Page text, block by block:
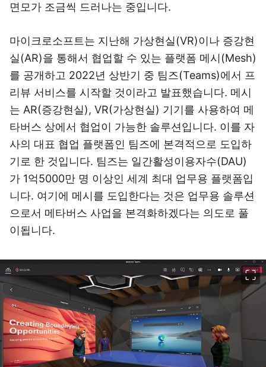
면모가 조금씩 드러나는 중입니다.
마이크로소프트는 지난해 가상현실(VR)이나 증강현
실(AR)을 통해서 협업할 수 있는 플랫폼 메시(Mesh)
를 공개하고 2022년 상반기 중 팀즈(Teams)에서 프
리뷰 서비스를 시작할 것이라고 발표했습니다. 메시
는 AR(증강현실), VR(가상현실) 기기를 사용하여 메
타버스 상에서 협업이 가능한 솔루션입니다. 이를 자
사의 대표 협업 플랫폼인 팀즈에 본격적으로 도입하
기로 한 것입니다. 팀즈는 일간활성이용자수(DAU)
가 1억5000만 명 이상인 세계 최대 업무용 플랫폼입
니다. 여기에 메시를 도입한다는 것은 업무용 솔루션
으로서 메타버스 사업을 본격화하겠다는 의도로 풀
이됩니다.